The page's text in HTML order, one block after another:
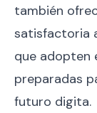
también
satisfactoria
que adopten
preparadas
futuro digita.